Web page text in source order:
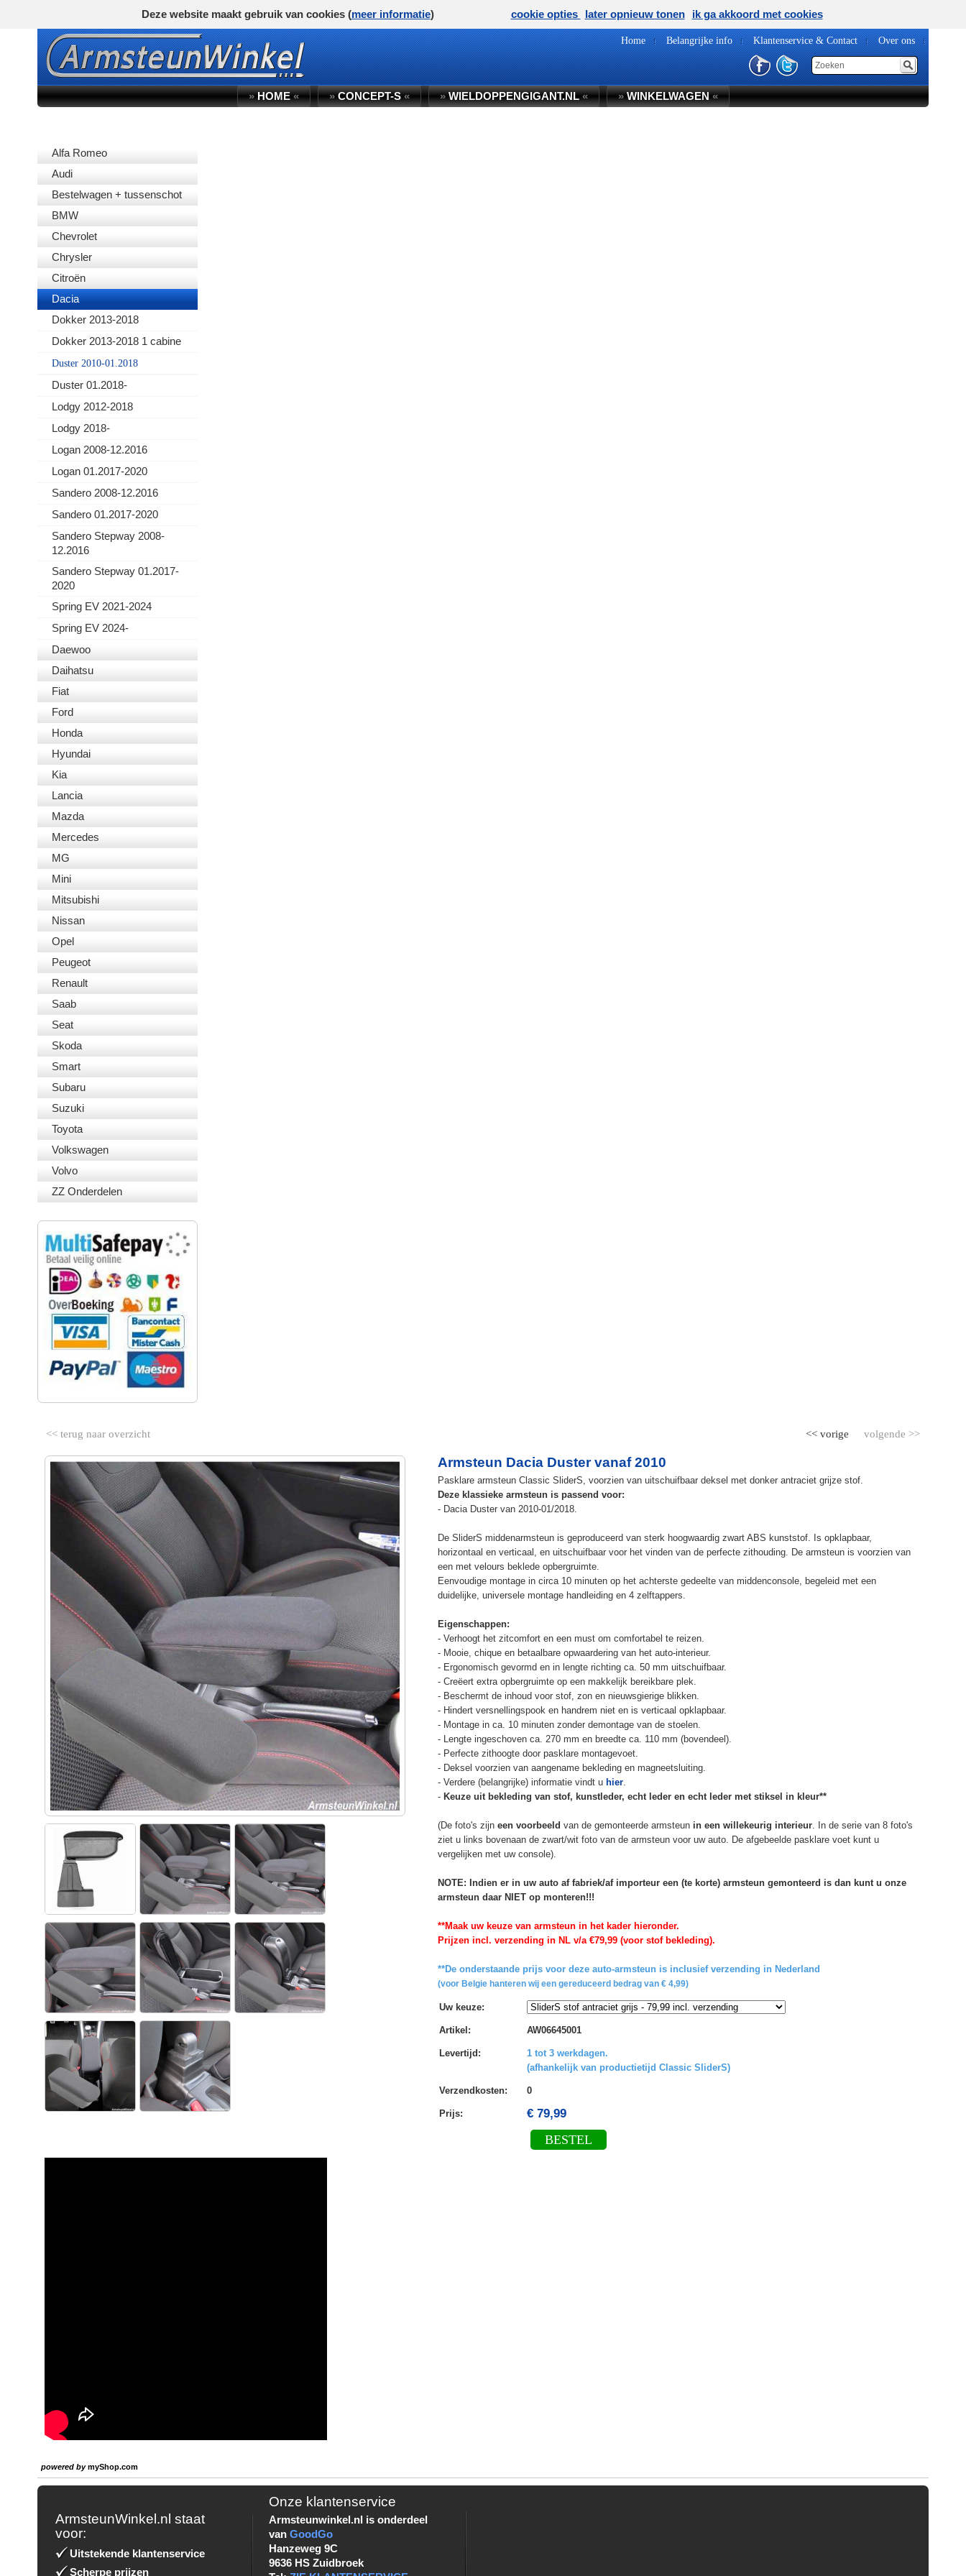
Home Belangrijke info Klantenservice & Contact Over ons
»HOME« »CONCEPT-S« »WIELDOPPENGIGANT.NL« »WINKELWAGEN«
Alfa Romeo
Audi
Bestelwagen + tussenschot
BMW
Chevrolet
Chrysler
Citroën
Dacia
Dokker 2013-2018
Dokker 2013-2018 1 cabine
Duster 2010-01.2018
Duster 01.2018-
Lodgy 2012-2018
Lodgy 2018-
Logan 2008-12.2016
Logan 01.2017-2020
Sandero 2008-12.2016
Sandero 01.2017-2020
Sandero Stepway 2008-
12.2016
Sandero Stepway 01.2017-
2020
Spring EV 2021-2024
Spring EV 2024-
Daewoo
Daihatsu
Fiat
Ford
Honda
Hyundai
Kia
Lancia
Mazda
Mercedes
MG
Mini
Mitsubishi
Nissan
Opel
Peugeot
Renault
Saab
Seat
Skoda
Smart
Subaru
Suzuki
Toyota
Volkswagen
Volvo
ZZ Onderdelen
<< terug naar overzicht volgende >>
<< vorige
Armsteun Dacia Duster vanaf 2010
Pasklare armsteun Classic SliderS, voorzien van uitschuifbaar deksel met donker antraciet grijze stof.
Deze klassieke armsteun is passend voor:
- Dacia Duster van 2010-01/2018.
De SliderS middenarmsteun is geproduceerd van sterk hoogwaardig zwart ABS kunststof. Is opklapbaar,
horizontaal en verticaal, en uitschuifbaar voor het vinden van de perfecte zithouding. De armsteun is voorzien van
een met velours beklede opbergruimte.
Eenvoudige montage in circa 10 minuten op het achterste gedeelte van middenconsole, begeleid met een
duidelijke, universele montage handleiding en 4 zelftappers.
Eigenschappen:
- Verhoogt het zitcomfort en een must om comfortabel te reizen.
- Mooie, chique en betaalbare opwaardering van het auto-interieur.
- Ergonomisch gevormd en in lengte richting ca. 50 mm uitschuifbaar.
- Creëert extra opbergruimte op een makkelijk bereikbare plek.
- Beschermt de inhoud voor stof, zon en nieuwsgierige blikken.
- Hindert versnellingspook en handrem niet en is verticaal opklapbaar.
- Montage in ca. 10 minuten zonder demontage van de stoelen.
- Lengte ingeschoven ca. 270 mm en breedte ca. 110 mm (bovendeel).
- Perfecte zithoogte door pasklare montagevoet.
- Deksel voorzien van aangename bekleding en magneetsluiting.
- Verdere (belangrijke) informatie vindt u hier.
- Keuze uit bekleding van stof, kunstleder, echt leder en echt leder met stiksel in kleur**
(De foto's zijn een voorbeeld van de gemonteerde armsteun in een willekeurig interieur. In de serie van 8 foto's
ziet u links bovenaan de zwart/wit foto van de armsteun voor uw auto. De afgebeelde pasklare voet kunt u
vergelijken met uw console).
NOTE: Indien er in uw auto af fabriek/af importeur een (te korte) armsteun gemonteerd is dan kunt u onze
armsteun daar NIET op monteren!!!
**Maak uw keuze van armsteun in het kader hieronder.
Prijzen incl. verzending in NL v/a €79,99 (voor stof bekleding).
**De onderstaande prijs voor deze auto-armsteun is inclusief verzending in Nederland
(voor Belgie hanteren wij een gereduceerd bedrag van € 4,99)
Uw keuze:
Artikel : AW06645001
Levertijd :
1 tot 3 werkdagen.
(afhankelijk van productietijd Classic SliderS)
Verzendkosten: 0
Prijs: € 79,99
BESTEL
powered bymyShop.com
ArmsteunWinkel.nl staat
voor:
Uitstekende klantenservice
Scherpe prijzen
Onze klantenservice
Armsteunwinkel.nl is onderdeel
vanGoodGo
Hanzeweg 9C
9636 HS Zuidbroek
Deze website maakt gebruik van cookies (meer informatie) cookie opties later opnieuw tonen ik ga akkoord met cookies